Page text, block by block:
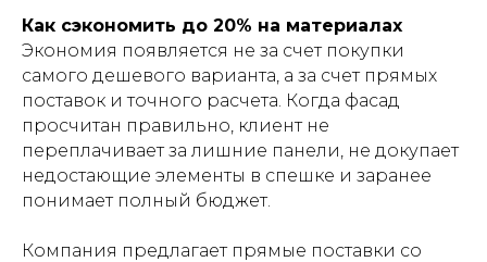
Как сэкономить до 20% на материалах
Экономия появляется не за счет покупки
самого дешевого варианта, а за счет прямых
поставок и точного расчета. Когда фасад
просчитан правильно, клиент не
переплачивает за лишние панели, не докупает
недостающие элементы в спешке и заранее
понимает полный бюджет.
Компания предлагает прямые поставки со